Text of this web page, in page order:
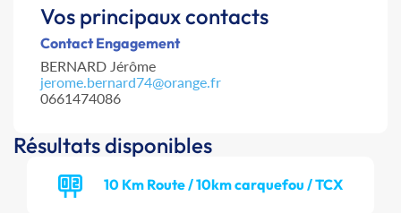
Vos principaux contacts
Contact Engagement
BERNARD Jérôme
jerome.bernard74@orange.fr
0661474086
Résultats disponibles
10 Km Route / 10km carquefou / TCX